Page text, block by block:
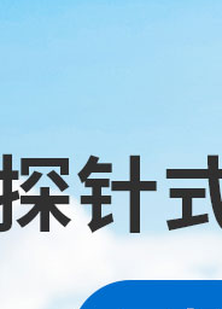
用于測量封閉
應用于石油化
理、環(huán)
部門的生產過